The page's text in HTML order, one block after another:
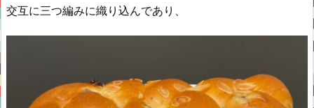
交互に三つ編みに織り込んであり、